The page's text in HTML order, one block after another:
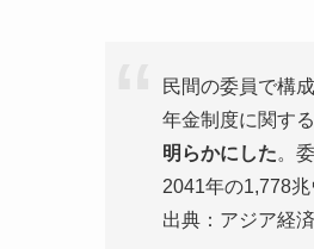
民間の委員で構
年金制度に関す
明らかにした。
2041年の1,778
出典：アジア経